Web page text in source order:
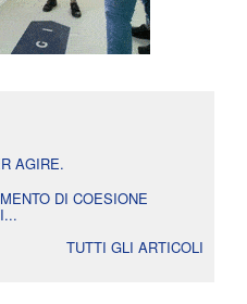
AGIRE.
DI COESIONE
TUTTI GLI ARTICOLI